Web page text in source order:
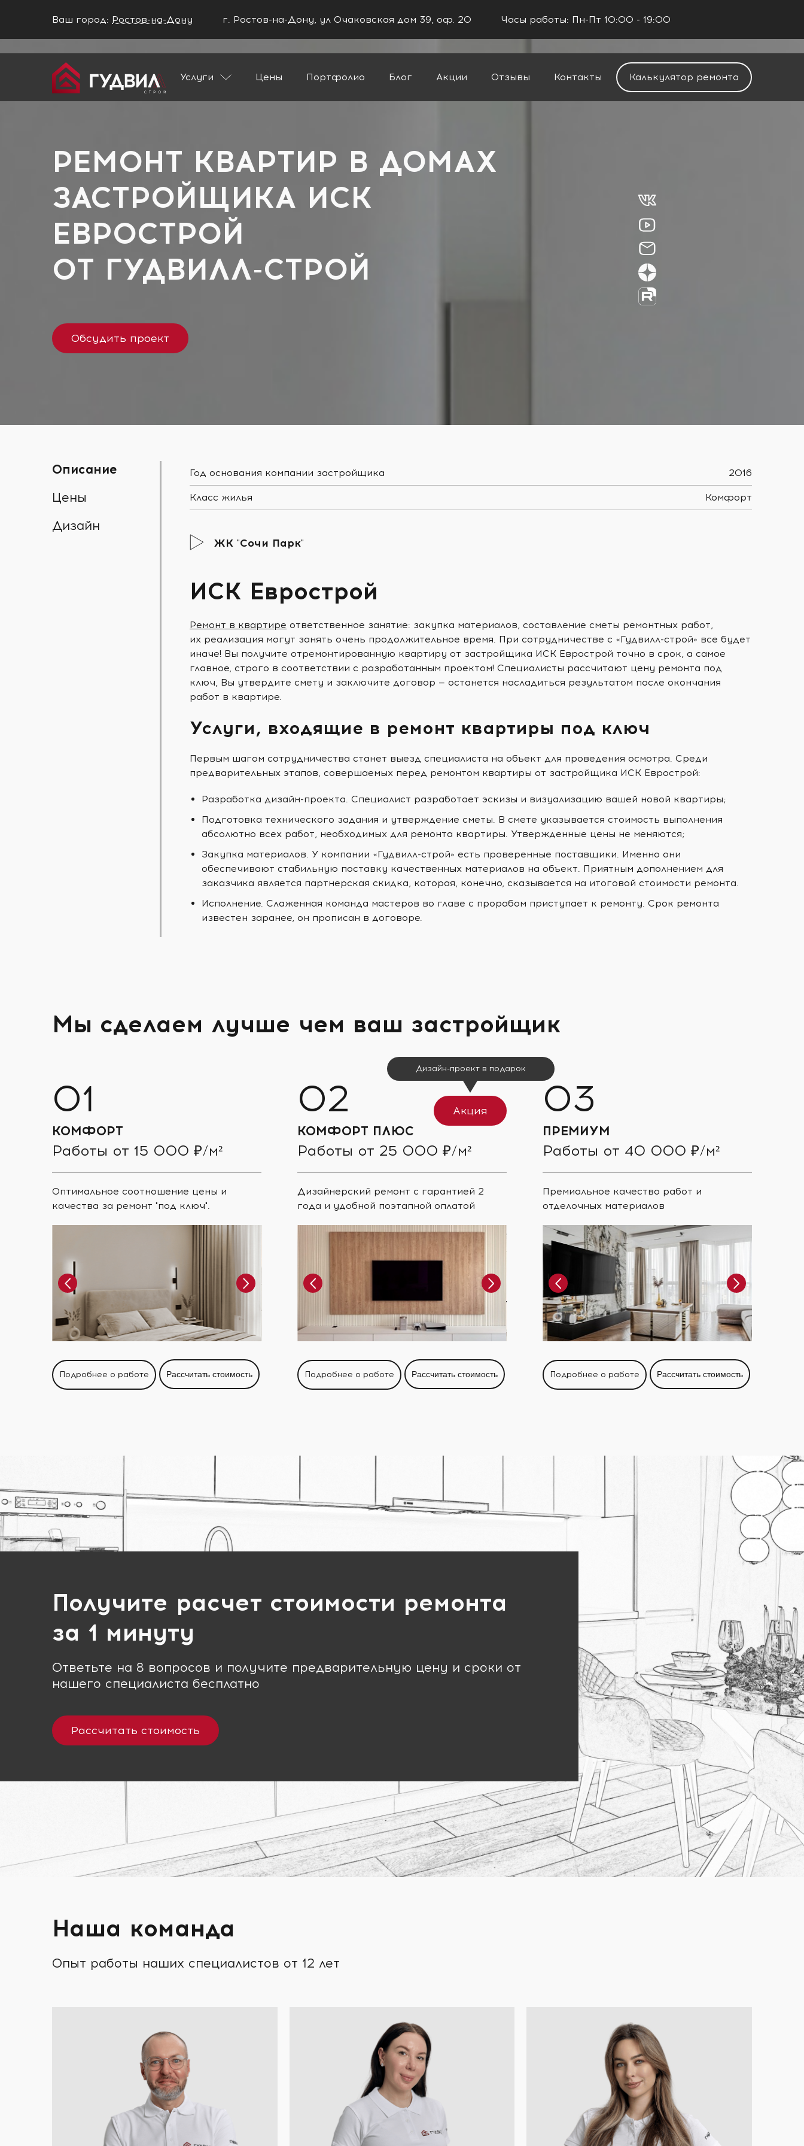
Ваш город: Ростов-на-Дону
Ваш город Ростов-на-Дону?
НЕТ
г. Ростов-на-Дону, ул Очаковская дом 39, оф. 20 Часы работы: Пн-Пт 10:00 - 19:00
Услуги
Цены Портфолио Блог Акции Отзывы Контакты
Калькулятор ремонта
Главная
Застройщики
РЕМОНТ КВАРТИР В ДОМАХ
ЗАСТРОЙЩИКА ИСК
ЕВРОСТРОЙ
ОТ ГУДВИЛЛ-СТРОЙ
Обсудить проект
Описание
Цены
Дизайн
Год основания компании застройщика 2016
Класс жилья Комфорт
ЖК "Сочи Парк"
ИСК Еврострой
Ремонт в квартире ответственное занятие: закупка материалов, составление сметы ремонтных работ,
их реализация могут занять очень продолжительное время. При сотрудничестве с «Гудвилл-строй» все будет
иначе! Вы получите отремонтированную квартиру от застройщика ИСК Еврострой точно в срок, а самое
главное, строго в соответствии с разработанным проектом! Специалисты рассчитают цену ремонта под
ключ, Вы утвердите смету и заключите договор — останется насладиться результатом после окончания
работ в квартире.
Услуги, входящие в ремонт квартиры под ключ
Первым шагом сотрудничества станет выезд специалиста на объект для проведения осмотра. Среди
предварительных этапов, совершаемых перед ремонтом квартиры от застройщика ИСК Еврострой:
Разработка дизайн-проекта. Специалист разработает эскизы и визуализацию вашей новой квартиры;
Подготовка технического задания и утверждение сметы. В смете указывается стоимость выполнения
абсолютно всех работ, необходимых для ремонта квартиры. Утвержденные цены не меняются;
Закупка материалов. У компании «Гудвилл-строй» есть проверенные поставщики. Именно они
обеспечивают стабильную поставку качественных материалов на объект. Приятным дополнением для
заказчика является партнерская скидка, которая, конечно, сказывается на итоговой стоимости ремонта.
Исполнение. Слаженная команда мастеров во главе с прорабом приступает к ремонту. Срок ремонта
известен заранее, он прописан в договоре.
Мы сделаем лучше чем ваш застройщик
КОМФОРТ
Работы от 15 000 ₽/м²
Оптимальное соотношение цены и
качества за ремонт "под ключ".
Подробнее о работе Рассчитать стоимость
КОМФОРТ ПЛЮС
Работы от 25 000 ₽/м²
Дизайнерский ремонт с гарантией 2
года и удобной поэтапной оплатой
Подробнее о работе Рассчитать стоимость
Акция
Дизайн-проект в подарок
ПРЕМИУМ
Работы от 40 000 ₽/м²
Премиальное качество работ и
отделочных материалов
Подробнее о работе Рассчитать стоимость
Получите расчет стоимости ремонта
за 1 минуту
Ответьте на 8 вопросов и получите предварительную цену и сроки от
нашего специалиста бесплатно
Рассчитать стоимость
Наша команда
Опыт работы наших специалистов от 12 лет